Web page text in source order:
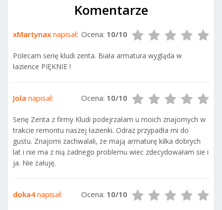
Komentarze
xMartynax napisał: Ocena: 10/10
Polecam serię kludi zenta. Biała armatura wygląda w
łazience PIĘKNIE !
Jola napisał: Ocena: 10/10
Serię Zenta z firmy Kludi podejrzałam u moich znajomych w
trakcie remontu naszej łazienki. Odraz przypadła mi do
gustu. Znajomi zachwalali, że mają armaturę kilka dobrych
lat i nie ma z nią żadnego problemu wiec zdecydowałam sie i
ja. Nie żałuję.
doka4 napisał: Ocena: 10/10